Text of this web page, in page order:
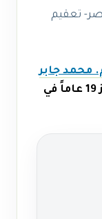
تعقيم
محمد جابر
(مؤسس شركة فلتري بخبرة تتجاوز 19 عاماً في